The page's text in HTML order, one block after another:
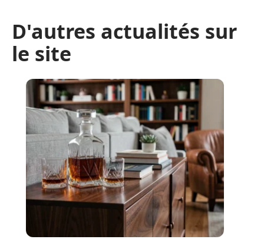
D'autres actualités sur
le site